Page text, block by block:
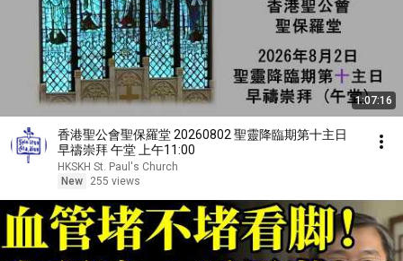
1:07:16
香港聖公會聖保羅堂 20260802 聖靈降臨期第十主日
早禱崇拜 午堂 上午11:00
HKSKH St. Paul's Church
New
255 views